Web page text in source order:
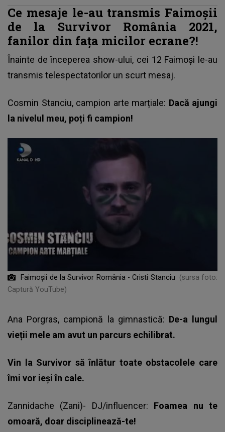
Ce mesaje le-au transmis Faimoșii
de la Survivor România 2021,
fanilor din fața micilor ecrane?!
Înainte de începerea show-ului, cei 12 Faimoși le-au
transmis telespectatorilor un scurt mesaj.
Cosmin Stanciu, campion arte marțiale: Dacă ajungi
la nivelul meu, poți fi campion!
Faimoșii de la Survivor România - Cristi Stanciu
(sursa foto:
Captură YouTube)
Ana Porgras, campionă la gimnastică: De-a lungul
vieții mele am avut un parcurs echilibrat.
Vin la Survivor să înlătur toate obstacolele care
îmi vor ieși în cale.
Zannidache (Zani)- DJ/influencer: Foamea nu te
omoară, doar disciplinează-te!